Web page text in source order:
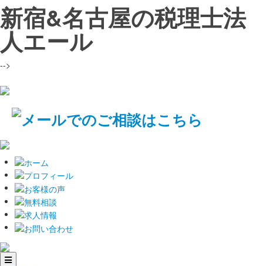
新宿&名古屋の税理士法
人エール
-->